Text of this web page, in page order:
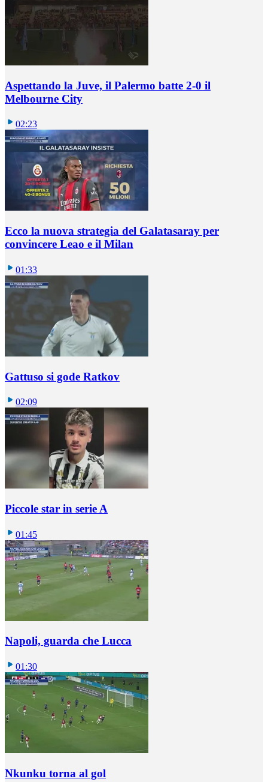
Aspettando la Juve, il Palermo batte 2-0 il
Melbourne City
02:23
Ecco la nuova strategia del Galatasaray per
convincere Leao e il Milan
01:33
Gattuso si gode Ratkov
02:09
Piccole star in serie A
01:45
Napoli, guarda che Lucca
01:30
Nkunku torna al gol